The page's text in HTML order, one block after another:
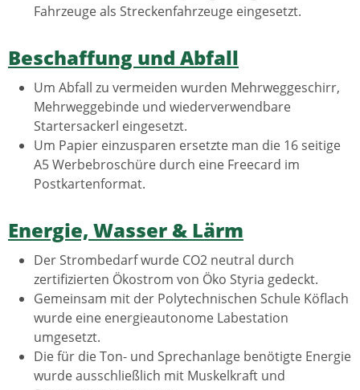
Fahrzeuge als Streckenfahrzeuge eingesetzt.
Beschaffung und Abfall
Um Abfall zu vermeiden wurden Mehrweggeschirr,
Mehrweggebinde und wiederverwendbare
Startersackerl eingesetzt.
Um Papier einzusparen ersetzte man die 16 seitige
A5 Werbebroschüre durch eine Freecard im
Postkartenformat.
Energie, Wasser & Lärm
Der Strombedarf wurde CO2 neutral durch
zertifizierten Ökostrom von Öko Styria gedeckt.
Gemeinsam mit der Polytechnischen Schule Köflach
wurde eine energieautonome Labestation
umgesetzt.
Die für die Ton- und Sprechanlage benötigte Energie
wurde ausschließlich mit Muskelkraft und